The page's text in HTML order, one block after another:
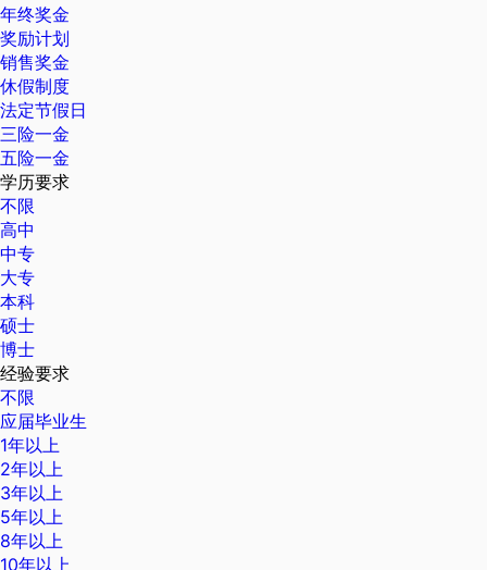
年终奖金
奖励计划
销售奖金
休假制度
法定节假日
三险一金
五险一金
学历要求
不限
高中
中专
大专
本科
硕士
博士
经验要求
不限
应届毕业生
1年以上
2年以上
3年以上
5年以上
8年以上
10年以上